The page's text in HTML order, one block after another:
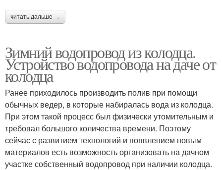
читать дальше →
Зимний водопровод из колодца.
Устройство водопровода на даче от
колодца
Ранее приходилось производить полив при помощи
обычных ведер, в которые набиралась вода из колодца.
При этом такой процесс был физически утомительным и
требовал большого количества времени. Поэтому
сейчас с развитием технологий и появлением новым
материалов есть возможность организовать на дачном
участке собственный водопровод при наличии колодца.